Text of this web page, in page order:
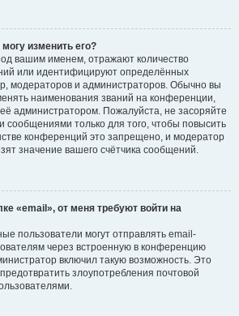
могу изменить его?
вашим именем, отражают количество
или идентифицируют определённых
модераторов и администраторов. Обычно вы
наименования званий на конференции,
администратором. Пожалуйста, не засоряйте
только для того, чтобы повысить
конференций это запрещено, и модератор
значение вашего счётчика сообщений.
«email», от меня требуют войти на
пользователи могут отправлять email-
через встроенную в конференцию
включил такую возможность. Это
злоупотребления почтовой